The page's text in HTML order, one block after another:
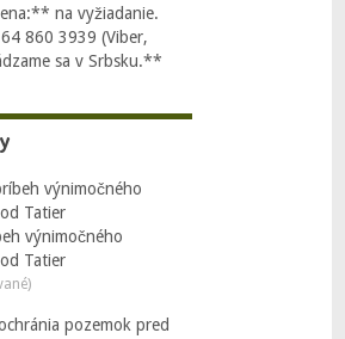
na vyžiadanie.
860 3939 (Viber,
sa v Srbsku.**
výnimočného
Tatier